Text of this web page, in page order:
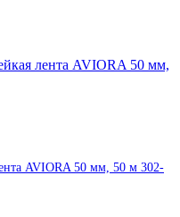
AVIORA 50 мм, 50 м 302-